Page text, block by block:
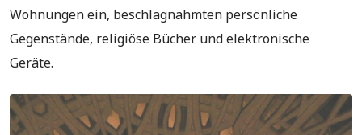
Wohnungen ein, beschlagnahmten persönliche
Gegenstände, religiöse Bücher und elektronische
Geräte.